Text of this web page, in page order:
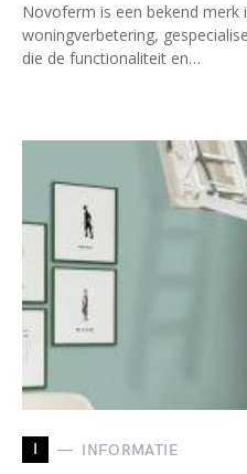
Novoferm is een bekend merk
woningverbetering,
die de functionaliteit en…
I INFORMATIE